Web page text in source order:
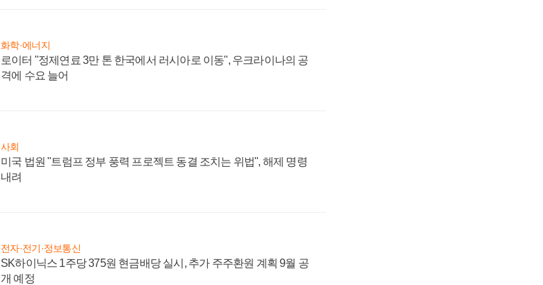
화학·에너지
로이터 "정제연료 3만 톤 한국에서 러시아로 이동", 우크라이나의 공
격에 수요 늘어
사회
미국 법원 "트럼프 정부 풍력 프로젝트 동결 조치는 위법", 해제 명령
내려
전자·전기·정보통신
SK하이닉스 1주당 375원 현금배당 실시, 추가 주주환원 계획 9월 공
개 예정